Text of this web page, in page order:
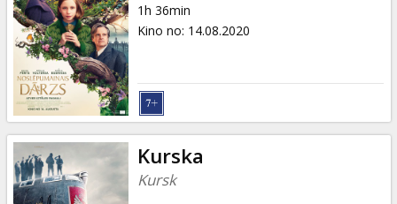
1h 36min
Kino no: 14.08.2020
Kurska
Kursk